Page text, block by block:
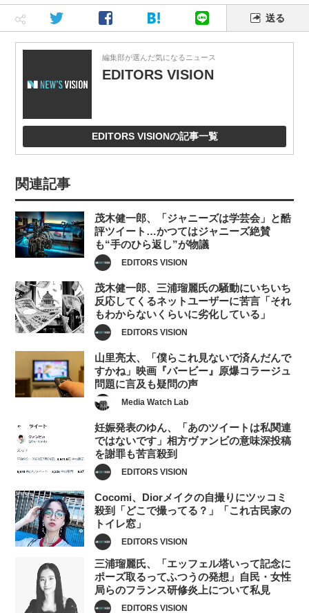
送る
編集部が選んだ気になるニュース
EDITORS VISION
EDITORS VISIONの記事一覧
関連記事
茂木健一郎、「ジャニーズは学芸会」と酷
評ツイート…かつてはジャニーズ絶賛
も“手のひら返し”が物議
EDITORS VISION
茂木健一郎、三浦瑠麗氏の騒動にいちいち
反応してくるネットユーザーに苦言「それ
もわからないくらいに劣化している」
EDITORS VISION
山里亮太、「僕らこれ見ないで済んだんで
すかね」映画『バービー』原爆コラージュ
問題に言及も疑問の声
Media Watch Lab
妊娠発表のゆん、「あのツイートは私関連
ではないです」相方ヴァンビの意味深投稿
を謝罪も苦言殺到
EDITORS VISION
Cocomi、Diorメイクの自撮りにツッコミ
殺到「どこで撮ってる？」「これ古民家の
トイレ窓」
EDITORS VISION
三浦瑠麗氏、「エッフェル塔いって記念に
ポーズ取るってふつうの発想」自民・女性
局らのフランス研修炎上について私見
EDITORS VISION